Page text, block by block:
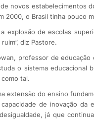
novos estabelecimentos
2000, o Brasil tinha pouco
explosão de escolas
diz Pastore.
professor de
o sistema educacional
tal.
extensão do ensino
de inovação da
já que